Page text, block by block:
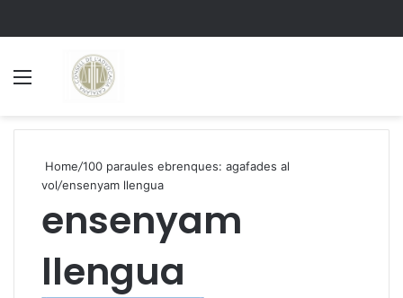
Home/100 paraules ebrenques: agafades al
vol/ensenyam llengua
ensenyam
llengua